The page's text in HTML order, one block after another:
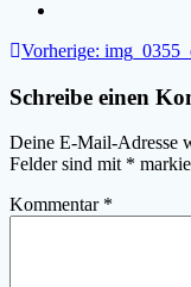
Vorherige: Vorheriger
Schreibe einen
Deine E-Mail-Adresse
Felder sind mit *
Kommentar *